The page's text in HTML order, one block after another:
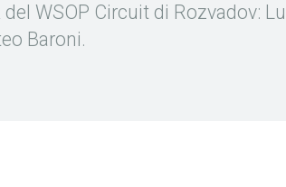
WSOP Circuit di Rozvadov:
Baroni.